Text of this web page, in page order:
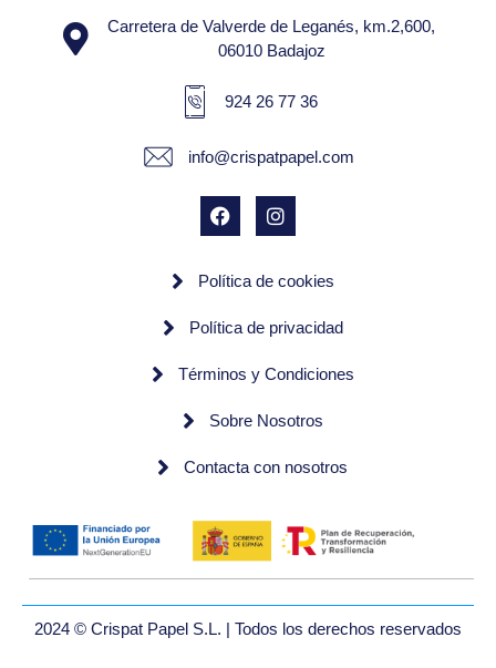
Carretera de Valverde de Leganés, km.2,600,
06010 Badajoz
924 26 77 36
info@crispatpapel.com
Política de cookies
Política de privacidad
Términos y Condiciones
Sobre Nosotros
Contacta con nosotros
2024 © Crispat Papel S.L. | Todos los derechos reservados